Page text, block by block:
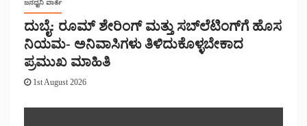
ಜನಧ್ವನಿ ವಾರ್ತೆ
ದುಬೈ: ರೂಮ್ ಶೇರಿಂಗ್ ಮತ್ತು ಸಬ್‌ಲೆಟಿಂಗ್‌ಗೆ ಹೊಸ
ನಿಯಮ- ಅನಿವಾಸಿಗಳು ತಿಳಿದುಕೊಳ್ಳಬೇಕಾದ
ಪ್ರಮುಖ ಮಾಹಿತಿ
1st August 2026